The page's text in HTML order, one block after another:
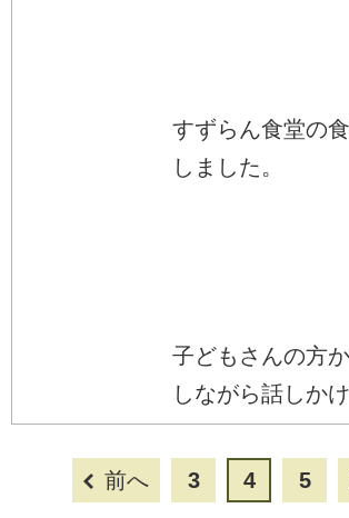
すずらん食堂の
しました。
子どもさんの方
しながら話しか
前へ 3 4 5